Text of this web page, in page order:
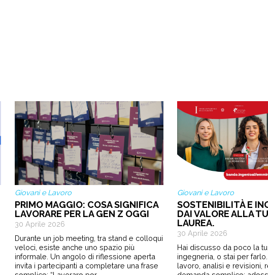
Giovani e Lavoro
PRIMO MAGGIO: COSA SIGNIFICA
LAVORARE PER LA GEN Z OGGI
30 Aprile 2026
Durante un job meeting, tra stand e colloqui
veloci, esiste anche uno spazio più
informale. Un angolo di riflessione aperta
invita i partecipanti a completare una frase
Giovani e Lavoro
SOSTENIBILITÀ E
DAI VALORE ALLA
LAUREA.
30 Aprile 2026
Hai discusso da poco la
ingegneria, o stai per
lavoro, analisi e revisioni,